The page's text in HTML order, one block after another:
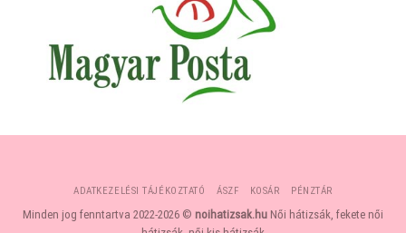
ADATKEZELÉSI TÁJÉKOZTATÓ ÁSZF KOSÁR PÉNZTÁR
Minden jog fenntartva 2022-2026 © noihatizsak.hu Női hátizsák, fekete női